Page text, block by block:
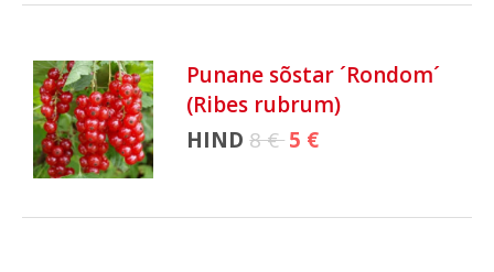
Punane sõstar ´Rondom´
(Ribes rubrum)
HIND 8 €5 €